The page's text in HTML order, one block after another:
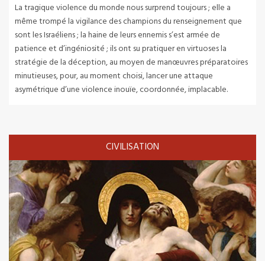
La tragique violence du monde nous surprend toujours ; elle a
même trompé la vigilance des champions du renseignement que
sont les Israéliens ; la haine de leurs ennemis s’est armée de
patience et d’ingéniosité ; ils ont su pratiquer en virtuoses la
stratégie de la déception, au moyen de manœuvres préparatoires
minutieuses, pour, au moment choisi, lancer une attaque
asymétrique d’une violence inouïe, coordonnée, implacable.
CIVILISATION